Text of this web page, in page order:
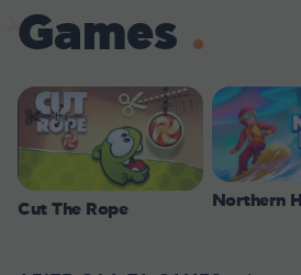
Games
Cut The Rope Northern